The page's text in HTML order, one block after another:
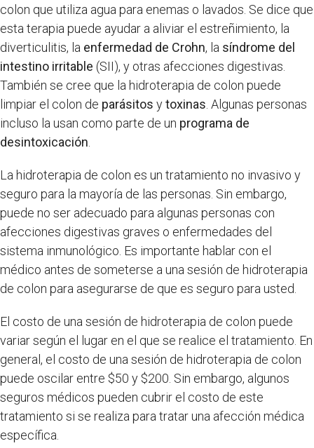
colon que utiliza agua para enemas o lavados. Se dice que
esta terapia puede ayudar a aliviar el estreñimiento, la
diverticulitis, la enfermedad de Crohn, la síndrome del
intestino irritable (SII), y otras afecciones digestivas.
También se cree que la hidroterapia de colon puede
limpiar el colon de parásitos ytoxinas . Algunas personas
incluso la usan como parte de un programa de
desintoxicación
La hidroterapia de colon es un tratamiento no invasivo y
seguro para la mayoría de las personas. Sin embargo,
puede no ser adecuado para algunas personas con
afecciones digestivas graves o enfermedades del
sistema inmunológico. Es importante hablar con el
médico antes de someterse a una sesión de hidroterapia
de colon para asegurarse de que es seguro para usted.
El costo de una sesión de hidroterapia de colon puede
variar según el lugar en el que se realice el tratamiento. En
general, el costo de una sesión de hidroterapia de colon
puede oscilar entre $50 y $200. Sin embargo, algunos
seguros médicos pueden cubrir el costo de este
tratamiento si se realiza para tratar una afección médica
específica.